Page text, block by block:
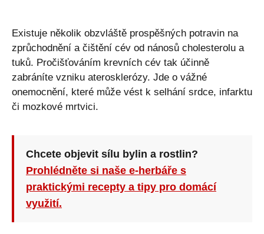
Existuje několik obzvláště prospěšných potravin na
zprůchodnění a čištění cév od nánosů cholesterolu a
tuků. Pročišťováním krevních cév tak účinně
zabráníte vzniku aterosklerózy. Jde o vážné
onemocnění, které může vést k selhání srdce, infarktu
či mozkové mrtvici.
Chcete objevit sílu bylin a rostlin?
Prohlédněte si naše e-herbáře s
praktickými recepty a tipy pro domácí
využití.